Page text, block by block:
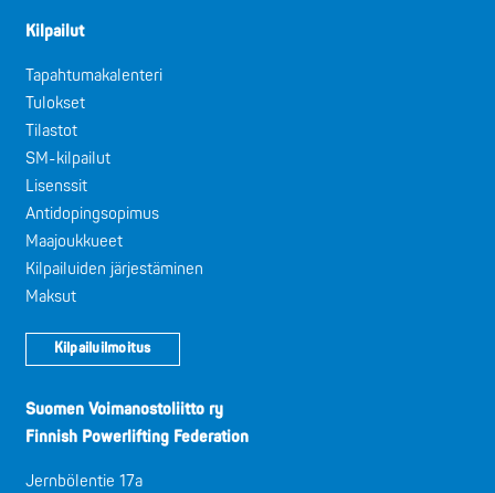
Kilpailut
Tapahtumakalenteri
Tulokset
Tilastot
SM-kilpailut
Lisenssit
Antidopingsopimus
Maajoukkueet
Kilpailuiden järjestäminen
Maksut
Kilpailuilmoitus
Suomen Voimanostoliitto ry
Finnish Powerlifting Federation
Jernbölentie 17a